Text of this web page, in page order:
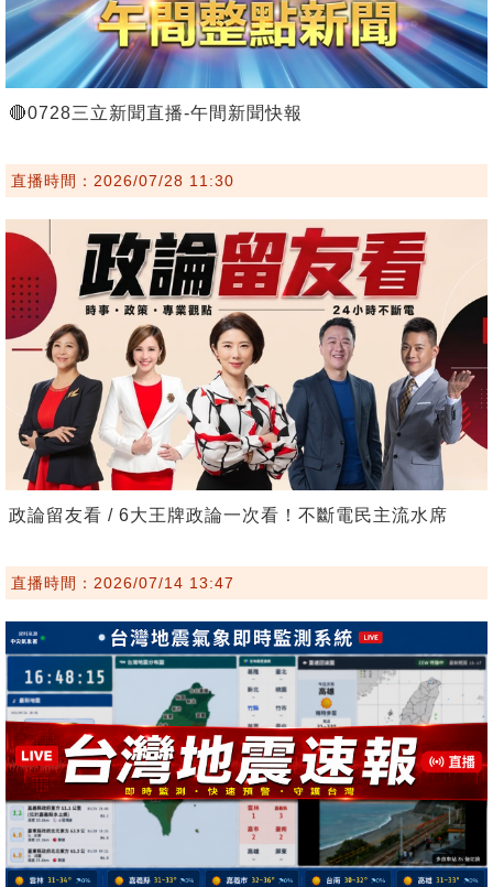
🔴0728三立新聞直播-午間新聞快報
直播時間：2026/07/28 11:30
政論留友看 / 6大王牌政論一次看！不斷電民主流水席
直播時間：2026/07/14 13:47